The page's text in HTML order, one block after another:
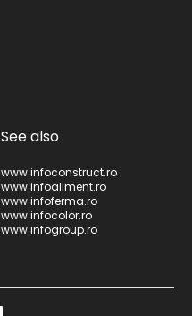
See also
www.infoconstruct.ro
www.infoaliment.ro
www.infoferma.ro
www.infocolor.ro
www.infogroup.ro